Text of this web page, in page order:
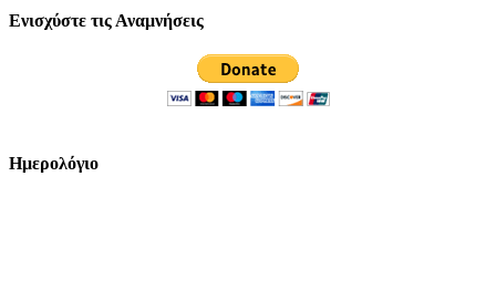
Ενισχύστε τις Αναμνήσεις
Ημερολόγιο